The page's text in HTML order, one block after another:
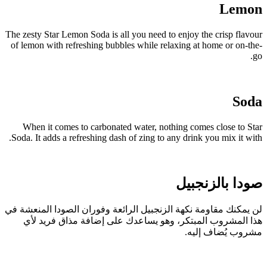
The zesty Star Lemon Soda is all you need to enjoy the crisp
of lemon with refreshing bubbles while relaxing at home or on-
When it comes to carbonated water, nothing comes close to
Soda. It adds a refreshing dash of zing to any drink you mix it
بالزنجبيل
يمكنك مقاومة نكهة الزنجبيل الرائعة وفوران الصودا المنعشة في
المشروب المبتكر، وهو يساعدك على إضافة مذاق فريد لأي
يُضاف إليه.